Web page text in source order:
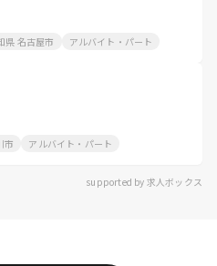
県 名古屋市 アルバイト・パート
市 アルバイト・パート
supported by 求人ボックス